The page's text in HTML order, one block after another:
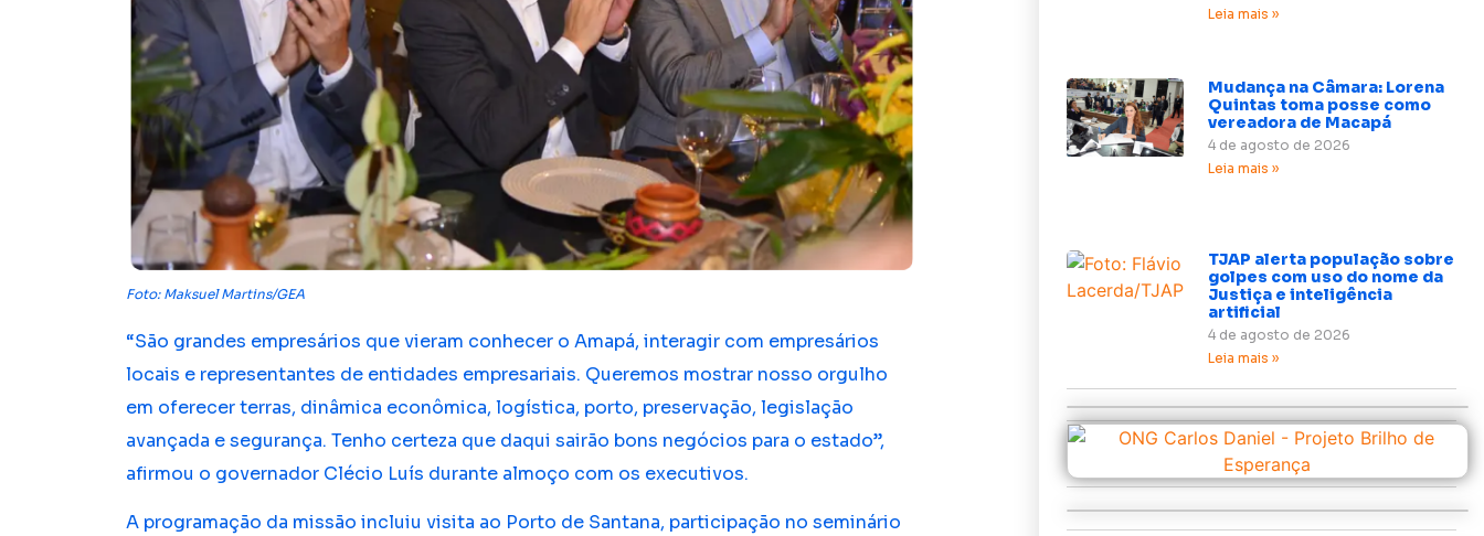
Foto: Maksuel Martins/GEA
“São grandes empresários que vieram conhecer o Amapá, interagir com empresários
locais e representantes de entidades empresariais. Queremos mostrar nosso orgulho
em oferecer terras, dinâmica econômica, logística, porto, preservação, legislação
avançada e segurança. Tenho certeza que daqui sairão bons negócios para o estado”,
afirmou o governador Clécio Luís durante almoço com os executivos.
A programação da missão incluiu visita ao Porto de Santana, participação no seminário
Leia mais »
Mudança na Câmara: Lorena
Quintas toma posse como
vereadora de Macapá
4 de agosto de 2026
Leia mais »
TJAP alerta população sobre
golpes com uso do nome da
Justiça e inteligência
artificial
4 de agosto de 2026
Leia mais »